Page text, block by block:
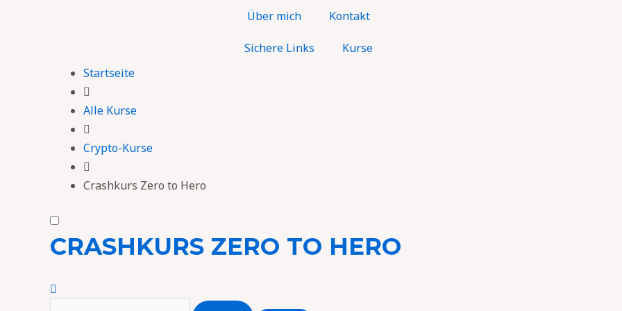
Über mich Kontakt
Sichere Links
Kurse
Startseite
Alle Kurse
Crypto-Kurse
Crashkurs Zero to Hero
CRASHKURS ZERO TO HERO